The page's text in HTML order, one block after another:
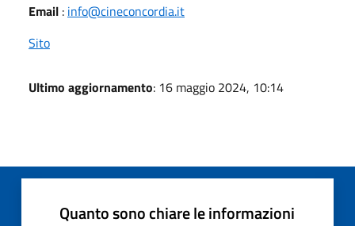
Email : info@cineconcordia.it
Sito
Ultimo aggiornamento: 16 maggio 2024, 10:14
Quanto sono chiare le informazioni